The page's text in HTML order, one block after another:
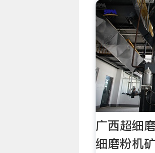
广西超细
细磨粉机